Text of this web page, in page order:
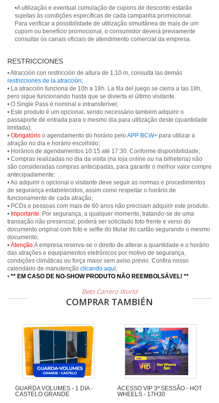
•A utilização e eventual cumulação de cupons de desconto estarão
sujeitas às condições específicas de cada campanha promocional.
Para verificar a possibilidade de utilização simultânea de mais de um
cupom ou benefício promocional, o consumidor deverá previamente
consultar os canais oficiais de atendimento comercial da empresa.
RESTRICCIONES
• Atracción con restricción de altura de 1,10 m, consulta las demás
restricciones de la atracción;
• La atracción funciona de 10h a 18h. La fila del juego se cierra a las 18h,
pero sigue funcionando hasta que se divierta el último visitante.
• O Single Pass é nominal e intransferível;
• Este produto é um opcional, sendo necessário também adquirir o
passaporte de entrada para o mesmo dia para utilização deste (quantidade
limitada);
• Obrigatório o agendamento do horário pelo APP BCW+ para utilizar a
atração no dia e horário escolhido;
• Horários de agendamentos 10:15 até 17:30. Conforme disponibilidade;
• Compras realizadas no dia da visita (na loja online ou na bilheteria) não
são consideradas compras antecipadas, para garantir o melhor valor compre
antecipadamente;
• Ao adquirir o opcional o visitante deve seguir as normas e procedimentos
de segurança estabelecidos, assim como respeitar o horário de
funcionamento de cada atração;
• PCDs e pessoas com mais de 60 anos não precisam adquirir este produto.
• Importante: Por segurança, a qualquer momento, tratando-se de uma
transação não presencial, poderá ser solicitado foto frente e verso do
documento original com foto e selfie do titular do cartão segurando o mesmo
documento;
• Atenção:A empresa reserva-se o direito de alterar a quantidade e o horário
das atrações e equipamentos eletrônicos por motivo de segurança,
condições climáticas ou força maior sem aviso prévio. Confira nosso
calendário de manutenção clicando aqui;
• ** EM CASO DE NO-SHOW PRODUTO NÃO REEMBOLSÁVEL! **
Beto Carrero World
COMPRAR TAMBIÉN
GUARDA VOLUMES - 1 DIA -
CASTELO GRANDE
ACESSO VIP 3ª SESSÃO - HOT
WHEELS - 17H30